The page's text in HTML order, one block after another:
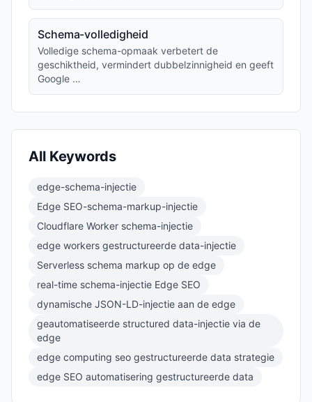
Schema-volledigheid
Volledige schema-opmaak verbetert de
geschiktheid, vermindert dubbelzinnigheid en geeft
Google …
All Keywords
edge-schema-injectie
Edge SEO-schema-markup-injectie
Cloudflare Worker schema-injectie
edge workers gestructureerde data-injectie
Serverless schema markup op de edge
real-time schema-injectie Edge SEO
dynamische JSON-LD-injectie aan de edge
geautomatiseerde structured data-injectie via de
edge
edge computing seo gestructureerde data strategie
edge SEO automatisering gestructureerde data